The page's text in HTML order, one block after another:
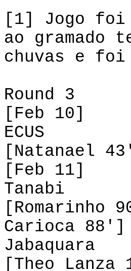
[1] Jogo foi
ao gramado
chuvas e
Round 3
[Feb 10]
ECUS
[Natanael
[Feb 11]
[Romarinho
Carioca 88']
[Theo